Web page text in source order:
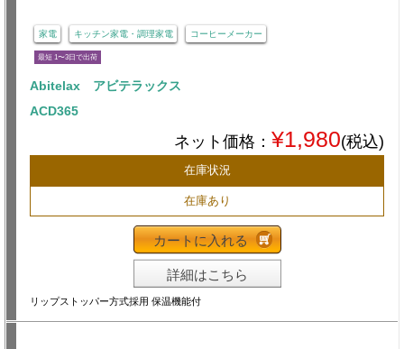
家電 キッチン家電・調理家電 コーヒーメーカー
最短 1〜3日で出荷
Abitelax アビテラックス
ACD365
ネット価格： ¥1,980(税込)
在庫状況
在庫あり
カートに入れる
詳細はこちら
リップストッパー方式採用 保温機能付